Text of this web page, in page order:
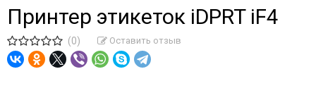
Принтер этикеток iDPRT iF4
(0) Оставить отзыв